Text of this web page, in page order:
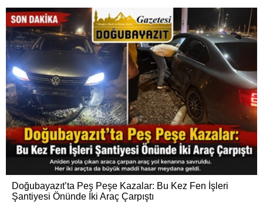
Doğubayazıt’ta Peş Peşe Kazalar: Bu Kez Fen İşleri
Şantiyesi Önünde İki Araç Çarpıştı